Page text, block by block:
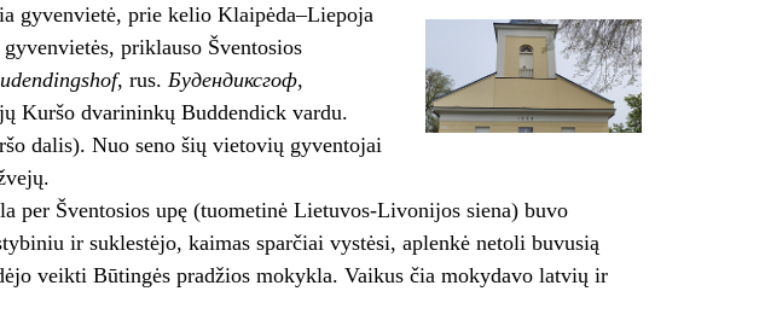
gyvenvietė, prie kelio Klaipėda–Liepoja
priklauso Šventosios
, rus. Будендиксгоф,
Kuršo dvarininkų Buddendick vardu.
dalis). Nuo seno šių vietovių gyventojai
per Šventosios upę (tuometinė Lietuvos-Livonijos siena) buvo
ir suklestėjo, kaimas sparčiai vystėsi, aplenkė netoli buvusią
veikti Būtingės pradžios mokykla. Vaikus čia mokydavo latvių ir